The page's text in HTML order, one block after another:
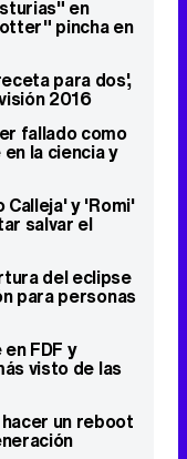
en
pincha en
para dos',
2016
fallado como
la ciencia y
Calleja' y 'Romi'
salvar el
del eclipse
para personas
FDF y
visto de las
un reboot